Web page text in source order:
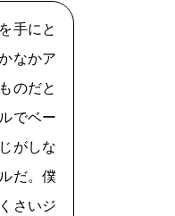
手にと
なかア
のだと
でベー
がしな
だ。僕
さいジ